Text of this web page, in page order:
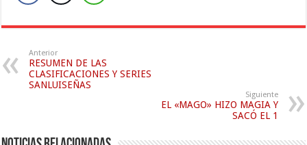
Anterior
RESUMEN DE LAS
CLASIFICACIONES Y SERIES
SANLUISEÑAS
Siguiente
EL «MAGO» HIZO MAGIA Y
SACÓ EL 1